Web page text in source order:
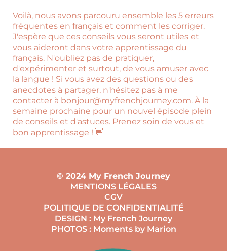
Voilà, nous avons parcouru ensemble les 5 erreurs
fréquentes en français et comment les corriger.
J'espère que ces conseils vous seront utiles et
vous aideront dans votre apprentissage du
français. N'oubliez pas de pratiquer,
d'expérimenter et surtout, de vous amuser avec
la langue ! Si vous avez des questions ou des
anecdotes à partager, n'hésitez pas à me
contacter à bonjour@myfrenchjourney.com. À la
semaine prochaine pour un nouvel épisode plein
de conseils et d'astuces. Prenez soin de vous et
bon apprentissage ! 👋
© 2024 My French Journey
MENTIONS LÉGALES
CGV
POLITIQUE DE CONFIDENTIALITÉ
DESIGN : My French Journey
PHOTOS : Moments by Marion